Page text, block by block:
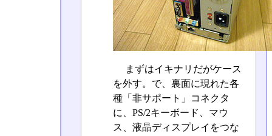
まずはイキナリだがケース
を外す。で、裏面に現れた各
種「非サポート」コネクタ
に、PS/2キーボード、マウ
ス、液晶ディスプレイをつな